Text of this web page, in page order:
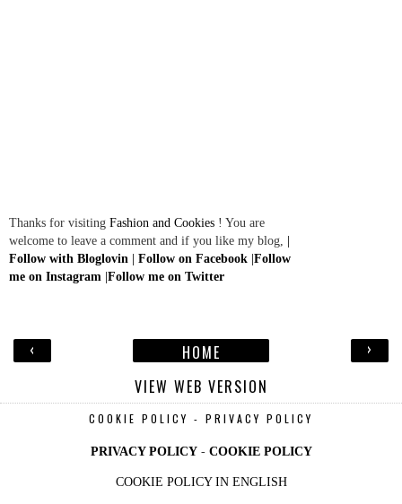
Thanks for visiting Fashion and Cookies ! You are
welcome to leave a comment and if you like my blog, |
Follow with Bloglovin | Follow on Facebook |Follow
me on Instagram |Follow me on Twitter
‹ ›
HOME
VIEW WEB VERSION
COOKIE POLICY - PRIVACY POLICY
PRIVACY POLICY- COOKIE POLICY
COOKIE POLICY IN ENGLISH